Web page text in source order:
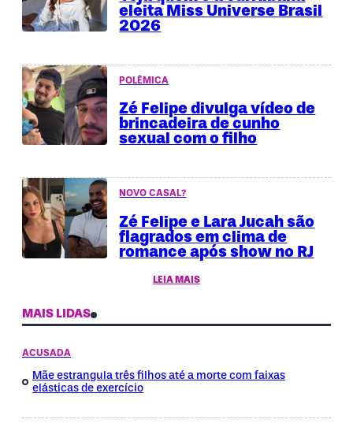
eleita Miss Universe Brasil
2026
POLÊMICA
Zé Felipe divulga vídeo de
brincadeira de cunho
sexual com o filho
NOVO CASAL?
Zé Felipe e Lara Jucah são
flagrados em clima de
romance após show no RJ
LEIA MAIS
MAIS LIDAS
ACUSADA
Mãe estrangula três filhos até a morte com faixas
elásticas de exercício